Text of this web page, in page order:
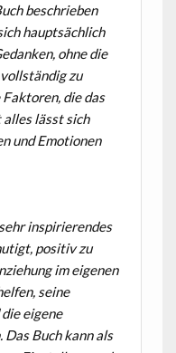
beschrieben
hauptsächlich
ohne die
zu
die das
alles lässt sich
und Emotionen
inspirierendes
positiv zu
im eigenen
seine
eigene
Das Buch kann als